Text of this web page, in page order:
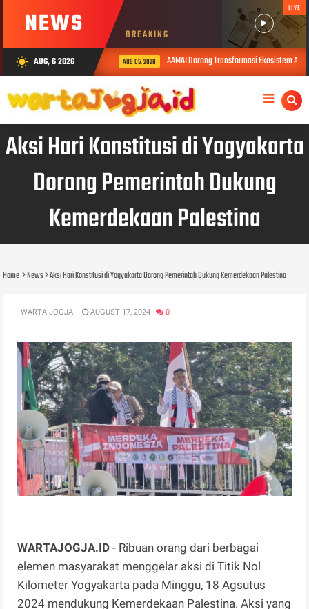
NEWS BREAKING
LIVE
wb_sunny AUG, 6 2026 AUG 05, 2026 AAMAI Dorong Transformasi Ekosistem
Aksi Hari Konstitusi di Yogyakarta
Dorong Pemerintah Dukung
Kemerdekaan Palestina
Home News Aksi Hari Konstitusi di Yogyakarta Dorong Pemerintah Dukung Kemerdekaan Palestina
WARTA JOGJA AUGUST 17, 2024 0
WARTAJOGJA.ID - Ribuan orang dari berbagai
elemen masyarakat menggelar aksi di Titik Nol
Kilometer Yogyakarta pada Minggu, 18 Agsutus
2024 mendukung Kemerdekaan Palestina. Aksi yang